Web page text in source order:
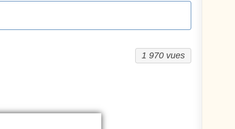
1 970 vues